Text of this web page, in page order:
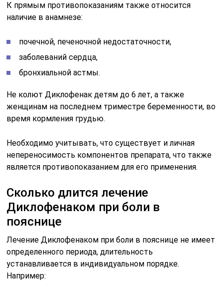
К прямым противопоказаниям также относится
наличие в анамнезе:
почечной, печеночной недостаточности,
заболеваний сердца,
бронхиальной астмы.
Не колют Диклофенак детям до 6 лет, а также
женщинам на последнем триместре беременности, во
время кормления грудью.
Необходимо учитывать, что существует и личная
непереносимость компонентов препарата, что также
является противопоказанием для его применения.
Сколько длится лечение
Диклофенаком при боли в
пояснице
Лечение Диклофенаком при боли в пояснице не имеет
определенного периода, длительность
устанавливается в индивидуальном порядке.
Например: